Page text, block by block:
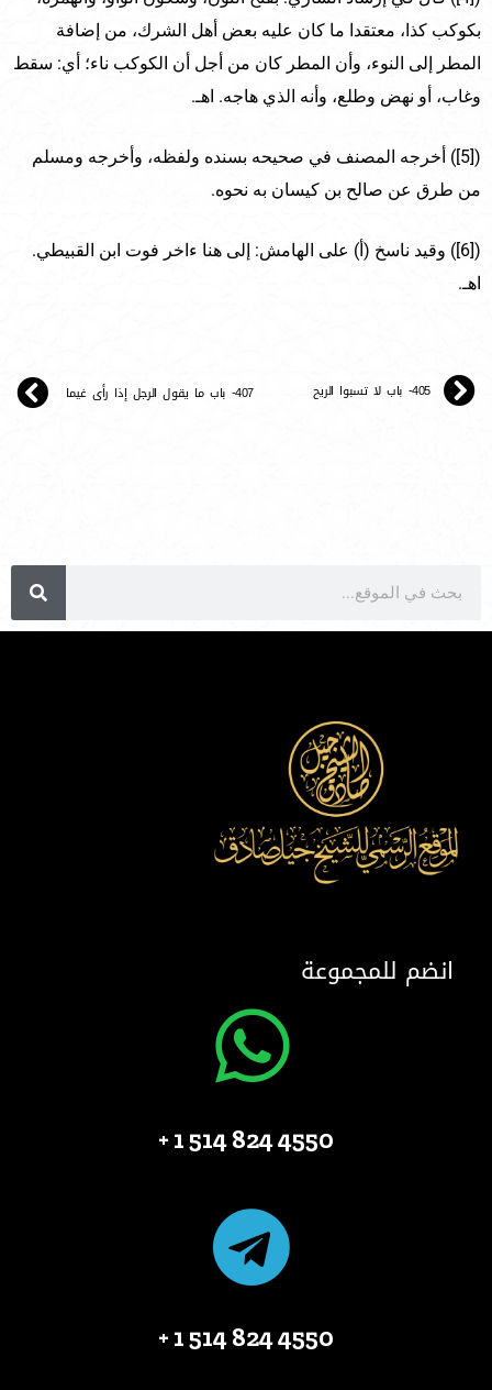
بكوكب كذا، معتقدا ما كان عليه بعض أهل الشرك، من إضافة
المطر إلى النوء، وأن المطر كان من أجل أن الكوكب ناء؛ أي: سقط
وغاب، أو نهض وطلع، وأنه الذي هاجه. اهـ.
([5]) أخرجه المصنف في صحيحه بسنده ولفظه، وأخرجه ومسلم
من طرق عن صالح بن كيسان به نحوه.
([6]) وقيد ناسخ (أ) على الهامش: إلى هنا ءاخر فوت ابن القبيطي.
اهـ.
405- باب لا تسبوا الريح 407- باب ما يقول الرجل إذا رأى غيما
انضم للمجموعة
4550 824 514 1 +
4550 824 514 1 +